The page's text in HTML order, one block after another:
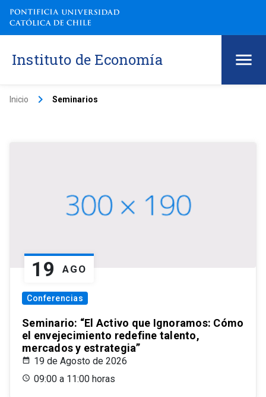
Instituto de Economía
Inicio keyboard_arrow_right Seminarios
19 AGO
Conferencias
Seminario: “El Activo que Ignoramos: Cómo
el envejecimiento redefine talento,
mercados y estrategia”
19 de Agosto de 2026
09:00 a 11:00 horas